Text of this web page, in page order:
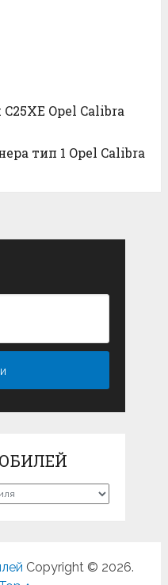
Opel Calibra
тип 1 Opel Calibra
Copyright © 2026.